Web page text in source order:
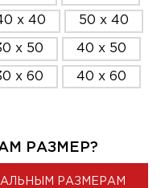
x 40 50 x 40
x 50 40 x 50
x 60 40 x 60
РАЗМЕР?
РАЗМЕРАМ